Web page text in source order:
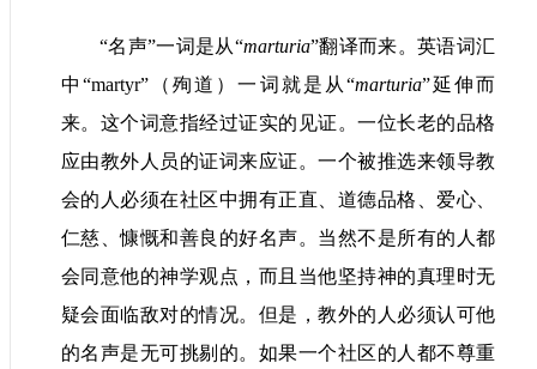
“名声”一词是从“marturia”翻译而来。英语词汇
中“martyr”（殉道）一词就是从“marturia”延伸而
来。这个词意指经过证实的见证。一位长老的品格
应由教外人员的证词来应证。一个被推选来领导教
会的人必须在社区中拥有正直、道德品格、爱心、
仁慈、慷慨和善良的好名声。当然不是所有的人都
会同意他的神学观点，而且当他坚持神的真理时无
疑会面临敌对的情况。但是，教外的人必须认可他
的名声是无可挑剔的。如果一个社区的人都不尊重